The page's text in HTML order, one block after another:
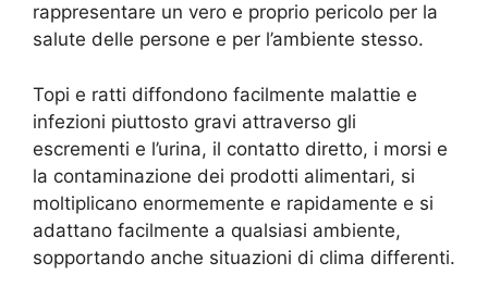
rappresentare un vero e proprio pericolo per la
salute delle persone e per l’ambiente stesso.
Topi e ratti diffondono facilmente malattie e
infezioni piuttosto gravi attraverso gli
escrementi e l’urina, il contatto diretto, i morsi e
la contaminazione dei prodotti alimentari, si
moltiplicano enormemente e rapidamente e si
adattano facilmente a qualsiasi ambiente,
sopportando anche situazioni di clima differenti.